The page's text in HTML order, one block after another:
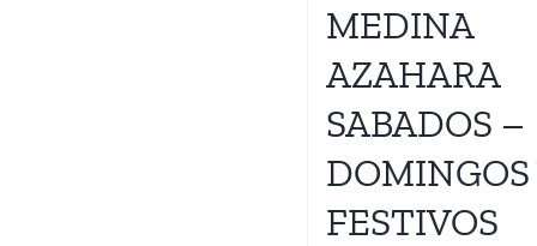
MEDINA
AZAHARA
SABADOS –
DOMINGOS
FESTIVOS